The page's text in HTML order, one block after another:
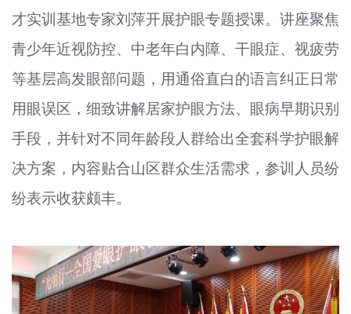
才实训基地专家刘萍开展护眼专题授课。讲座聚焦
青少年近视防控、中老年白内障、干眼症、视疲劳
等基层高发眼部问题，用通俗直白的语言纠正日常
用眼误区，细致讲解居家护眼方法、眼病早期识别
手段，并针对不同年龄段人群给出全套科学护眼解
决方案，内容贴合山区群众生活需求，参训人员纷
纷表示收获颇丰。